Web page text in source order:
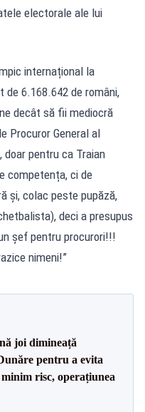
electorale ale lui
internațional la
6.168.642 de români,
decât să fii mediocră
Procuror General al
doar pentru ca Traian
competența, ci de
și, colac peste pupăză,
deci a presupus
șef pentru procurori!!!
nimeni!”
joi dimineață
pentru a evita
risc, operațiunea